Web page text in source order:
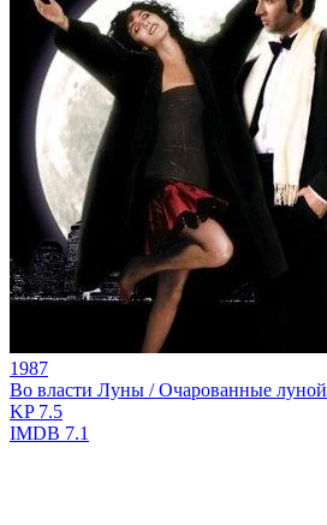
1987
Во власти Луны / Очарованные луной
KP7.5
IMDB 7.1